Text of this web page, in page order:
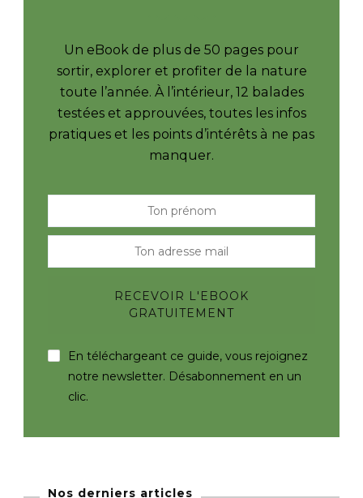
Un eBook de plus de 50 pages pour
sortir, explorer et profiter de la nature
toute l’année. À l’intérieur, 12 balades
testées et approuvées, toutes les infos
pratiques et les points d’intérêts à ne pas
manquer.
En téléchargeant ce guide, vous rejoignez
notre newsletter. Désabonnement en un
clic.
Nos derniers articles